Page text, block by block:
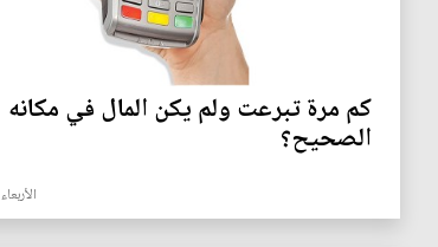
كم مرة تبرعت ولم يكن المال في مكانه
الصحيح؟
الأربعاء 11 آذار 2026